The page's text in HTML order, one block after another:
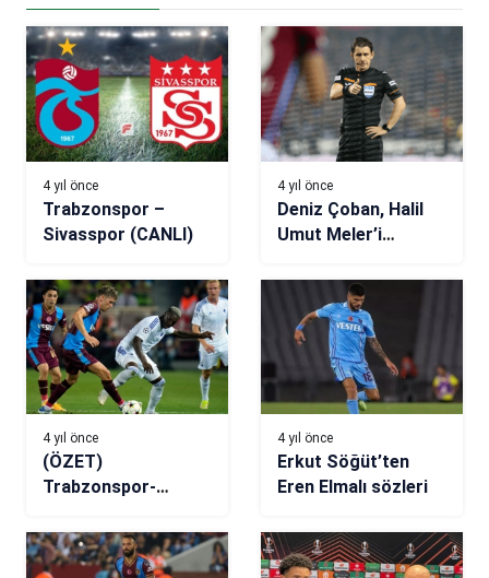
4 yıl önce
Trabzonspor –
Sivasspor (CANLI)
4 yıl önce
Deniz Çoban, Halil
Umut Meler’i
Trabzonspor-
Fenerbahçe
maçında…
4 yıl önce
(ÖZET)
Trabzonspor-
sonucu: 0-0
4 yıl önce
Erkut Söğüt’ten
Eren Elmalı sözleri